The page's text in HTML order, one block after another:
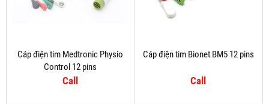
Cáp điện tim Medtronic Physio
Control 12 pins
Call
Cáp điện tim Bionet BM5 12 pins
Call